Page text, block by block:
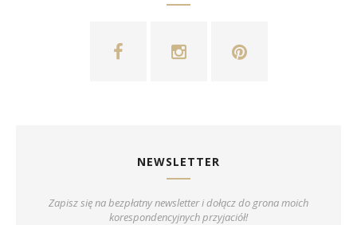
NEWSLETTER
Zapisz się na bezpłatny newsletter i dołącz do grona moich
korespondencyjnych przyjaciół!